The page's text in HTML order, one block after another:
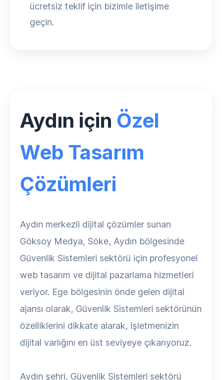
ücretsiz teklif için bizimle iletişime
geçin.
Aydın için Özel
Web Tasarım
Çözümleri
Aydın merkezli dijital çözümler sunan
Göksoy Medya, Söke, Aydın bölgesinde
Güvenlik Sistemleri sektörü için profesyonel
web tasarım ve dijital pazarlama hizmetleri
veriyor. Ege bölgesinin önde gelen dijital
ajansı olarak, Güvenlik Sistemleri sektörünün
özelliklerini dikkate alarak, işletmenizin
dijital varlığını en üst seviyeye çıkarıyoruz.
Aydın şehri, Güvenlik Sistemleri sektörü